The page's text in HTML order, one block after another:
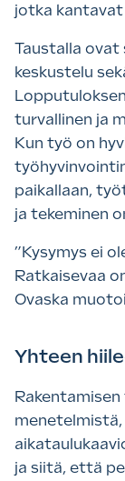
jotka kantavat
Taustalla ovat
keskustelu
turvallinen ja
Kun työ on
paikallaan,
ja tekeminen
”Kysymys ei
Ratkaisevaa
Ovaska
Yhteen
ja siitä, että